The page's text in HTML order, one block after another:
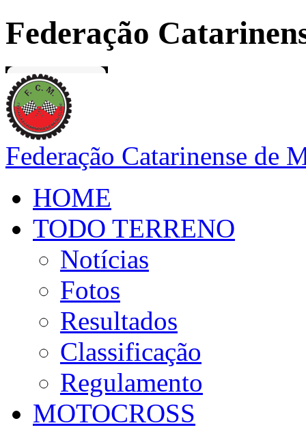
Federação
Federação Catarinense de
HOME
TODO TERRENO
Notícias
Fotos
Resultados
Classificação
Regulamento
MOTOCROSS